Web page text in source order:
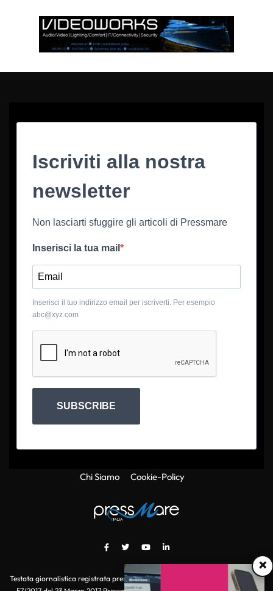
×
Iscriviti alla nostra
newsletter
Non lasciarti sfuggire gli articoli di Pressmare
Inserisci la tua mail
Inserisci il tuo indirizzo email per iscriverti. Per esempio
abc@xyz.com
SUBSCRIBE
Chi Siamo Cookie-Policy
Testata giornalistica registrata presso il Tribunale di Roma con autorizzazione